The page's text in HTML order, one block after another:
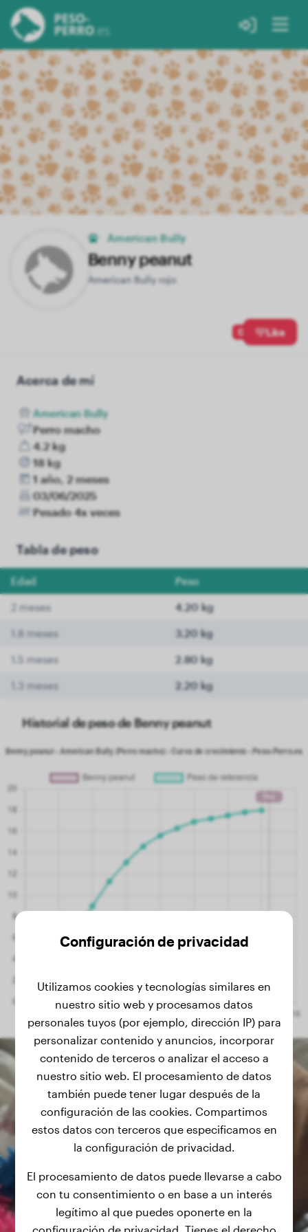
American Bully
Benny peanut
American Bully rojo
0 Like
Acerca de mí
American Bully
Perro macho
4.2 kg
18 kg
1 año, 2 meses
03/06/2025
Pesado 4x veces
Tabla de peso
Edad Peso
2 meses 4.20 kg
1.8 meses 3.20 kg
1.5 meses 2.80 kg
1.3 meses 2.20 kg
Historial de peso de Benny peanut
Configuración de privacidad
Utilizamos cookies y tecnologías similares en
nuestro sitio web y procesamos datos
personales tuyos (por ejemplo, dirección IP) para
personalizar contenido y anuncios, incorporar
contenido de terceros o analizar el acceso a
nuestro sitio web. El procesamiento de datos
también puede tener lugar después de la
configuración de las cookies. Compartimos
estos datos con terceros que especificamos en
la configuración de privacidad.
El procesamiento de datos puede llevarse a cabo
con tu consentimiento o en base a un interés
legítimo al que puedes oponerte en la